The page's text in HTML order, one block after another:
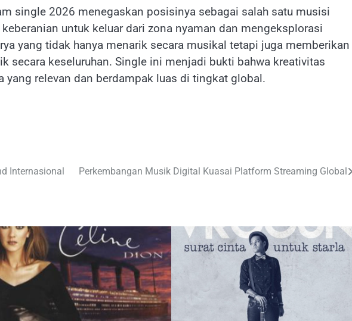
single 2026 menegaskan posisinya sebagai salah satu musisi
untuk keluar dari zona nyaman dan mengeksplorasi
yang tidak hanya menarik secara musikal tetapi juga memberikan
secara keseluruhan. Single ini menjadi bukti bahwa kreativitas
yang relevan dan berdampak luas di tingkat global.
Internasional Perkembangan Musik Digital Kuasai Platform Streaming Global